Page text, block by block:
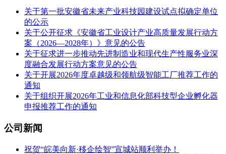
关于第一批安徽省未来产业科技园建设试点拟确定单位
的公示
关于公开征求《安徽省工业设计产业高质量发展行动方
案（2026—2028年）》意见的公告
关于征求进一步推动先进制造业和现代生产性服务业深
度融合发展行动方案意见的公告
关于开展2026年度卓越级和领航级智能工厂推荐工作的
通知
关于组织开展2026年工业和信息化部科技型企业孵化器
申报推荐工作的通知
公司新闻
祝贺“皖美向新·移企绘智”宣城站顺利举办！